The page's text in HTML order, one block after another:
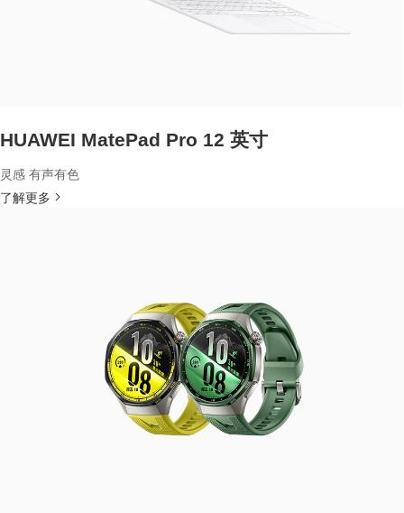
HUAWEI MatePad Pro 12 英寸
灵感 有声有色
了解更多